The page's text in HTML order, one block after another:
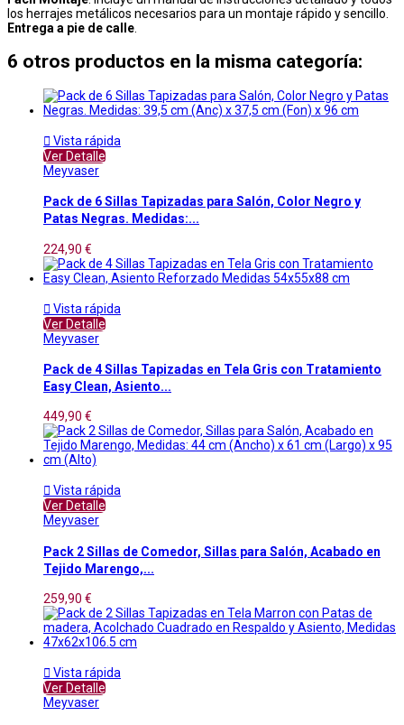
los herrajes metálicos necesarios para un montaje rápido y sencillo.
Entrega a pie de calle
6 otros productos en la misma categoría:
 Vista rápida
Ver Detalle
Meyvaser
Pack de 6 Sillas Tapizadas para Salón, Color Negro y
Patas Negras. Medidas:...
224,90 €
 Vista rápida
Ver Detalle
Meyvaser
Pack de 4 Sillas Tapizadas en Tela Gris con Tratamiento
Easy Clean, Asiento...
449,90 €
 Vista rápida
Ver Detalle
Meyvaser
Pack 2 Sillas de Comedor, Sillas para Salón, Acabado en
Tejido Marengo,...
259,90 €
 Vista rápida
Ver Detalle
Meyvaser